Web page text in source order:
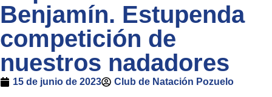
Benjamín. Estupenda
competición de
nuestros nadadores
15 de junio de 2023 Club de Natación Pozuelo